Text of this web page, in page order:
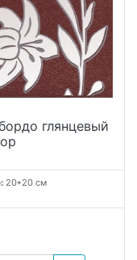
глянцевый
20*20 см